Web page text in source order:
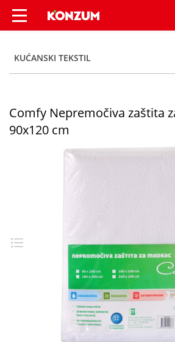
Comfy Nepremočiva
KUĆANSKI TEKSTIL
Comfy Nepremočiva zaštita
90x120 cm